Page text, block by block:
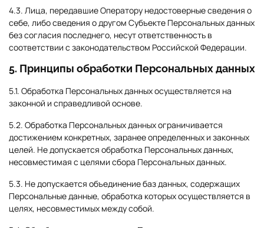
4.3. Лица, передавшие Оператору недостоверные сведения о
себе, либо сведения о другом Субъекте Персональных данных
без согласия последнего, несут ответственность в
соответствии с законодательством Российской Федерации.
5. Принципы обработки Персональных данных
5.1. Обработка Персональных данных осуществляется на
законной и справедливой основе.
5.2. Обработка Персональных данных ограничивается
достижением конкретных, заранее определенных и законных
целей. Не допускается обработка Персональных данных,
несовместимая с целями сбора Персональных данных.
5.3. Не допускается объединение баз данных, содержащих
Персональные данные, обработка которых осуществляется в
целях, несовместимых между собой.